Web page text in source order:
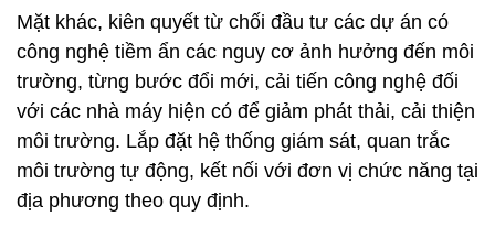
Mặt khác, kiên quyết từ chối đầu tư các dự án có
công nghệ tiềm ẩn các nguy cơ ảnh hưởng đến môi
trường, từng bước đổi mới, cải tiến công nghệ đối
với các nhà máy hiện có để giảm phát thải, cải thiện
môi trường. Lắp đặt hệ thống giám sát, quan trắc
môi trường tự động, kết nối với đơn vị chức năng tại
địa phương theo quy định.